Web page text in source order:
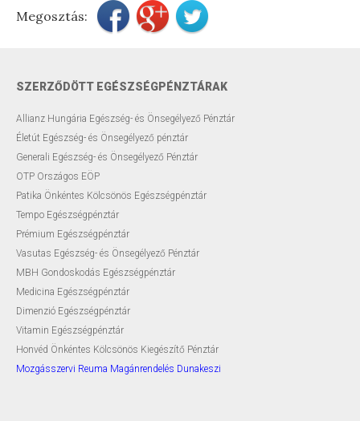
Megosztás:
SZERZŐDÖTT EGÉSZSÉGPÉNZTÁRAK
Allianz Hungária Egészség- és Önsegélyező Pénztár
Életút Egészség- és Önsegélyező pénztár
Generali Egészség- és Önsegélyező Pénztár
OTP Országos EÖP
Patika Önkéntes Kölcsönös Egészségpénztár
Tempo Egészségpénztár
Prémium Egészségpénztár
Vasutas Egészség- és Önsegélyező Pénztár
MBH Gondoskodás Egészségpénztár
Medicina Egészségpénztár
Dimenzió Egészségpénztár
Vitamin Egészségpénztár
Honvéd Önkéntes Kölcsönös Kiegészítő Pénztár
Mozgásszervi Reuma Magánrendelés Dunakeszi